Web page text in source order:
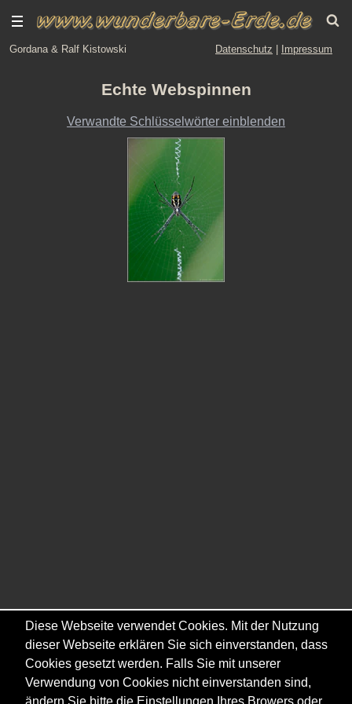
Gordana & Ralf Kistowski Datenschutz Impressum
Echte Webspinnen
Verwandte Schlüsselwörter einblenden
Diese Webseite verwendet Cookies. Mit der Nutzung
dieser Webseite erklären Sie sich einverstanden, dass
Cookies gesetzt werden. Falls Sie mit unserer
Verwendung von Cookies nicht einverstanden sind,
ändern Sie bitte die Einstellungen Ihres Browers oder